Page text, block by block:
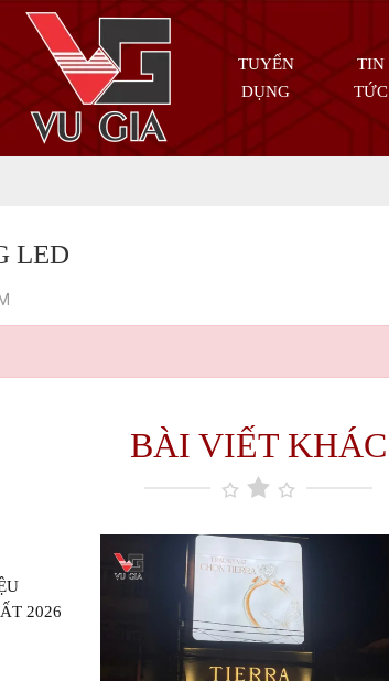
TUYỂN
DỤNG
TIN
TỨC
LED
BÀI VIẾT KHÁC
2026